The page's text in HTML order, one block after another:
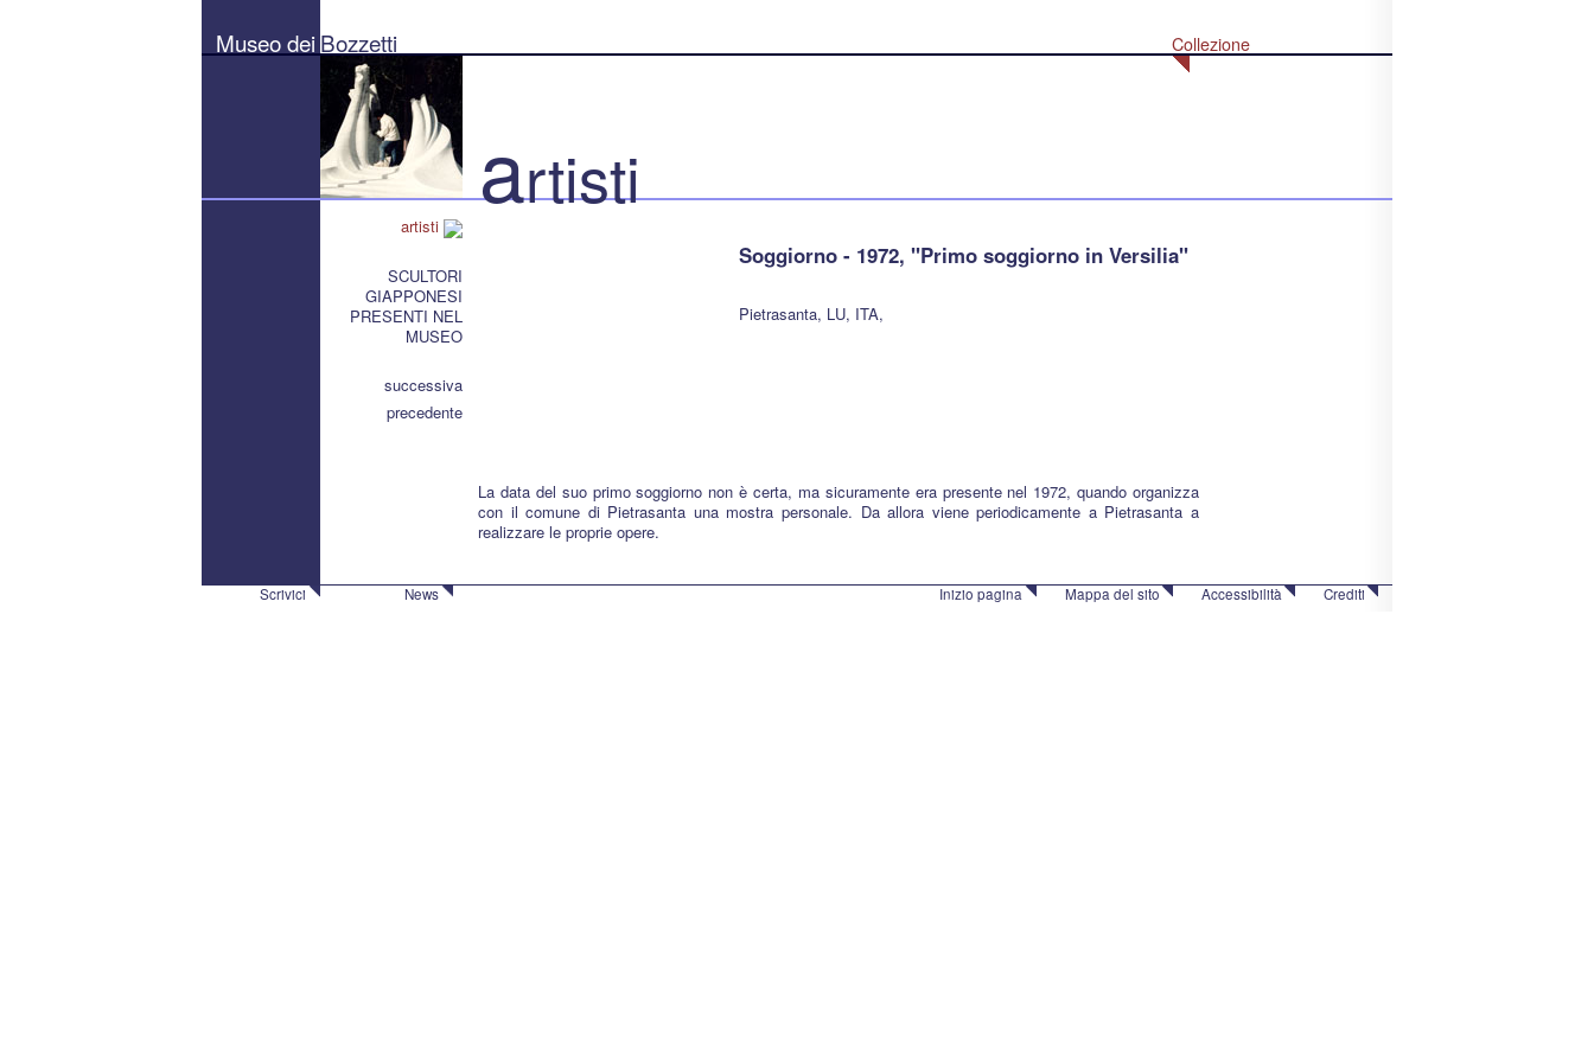
Museo dei Bozzetti
artisti
SCULTORI
GIAPPONESI
PRESENTI NEL
MUSEO
successiva
precedente
Collezione
artisti
Soggiorno - 1972, "Primo soggiorno in Versilia"
Pietrasanta, LU, ITA,
La data del suo primo soggiorno non è certa, ma sicuramente era presente nel 1972, quando organizza
con il comune di Pietrasanta una mostra personale. Da allora viene periodicamente a Pietrasanta a
realizzare le proprie opere.
Scrivici News Inizio pagina Mappa del sito Accessibilità Crediti